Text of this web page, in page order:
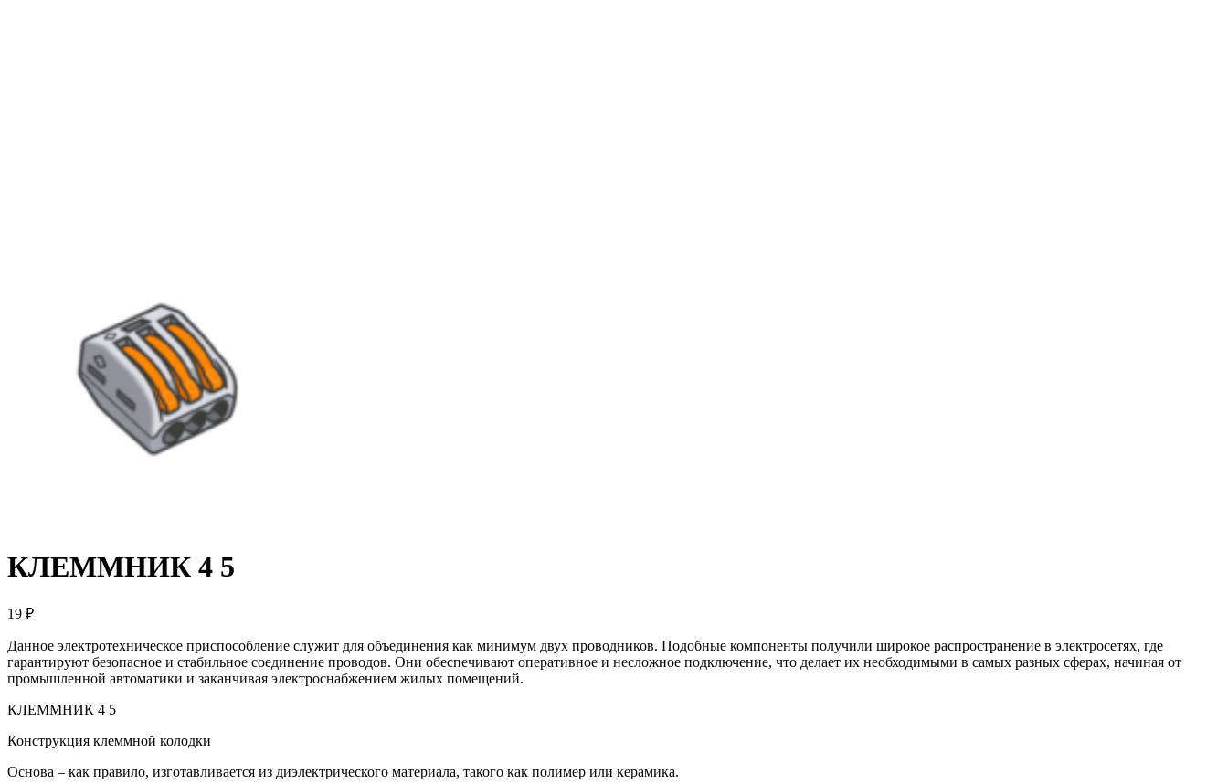
КЛЕММНИК 4 5
19 ₽
Данное электротехническое приспособление служит для объединения как минимум двух проводников. Подобные компоненты получили широкое распространение в электросетях, где
гарантируют безопасное и стабильное соединение проводов. Они обеспечивают оперативное и несложное подключение, что делает их необходимыми в самых разных сферах, начиная от
промышленной автоматики и заканчивая электроснабжением жилых помещений.
КЛЕММНИК 4 5
Конструкция клеммной колодки
Основа – как правило, изготавливается из диэлектрического материала, такого как полимер или керамика.